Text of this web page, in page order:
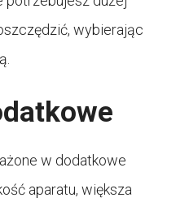
wybierając
w dodatkowe
aparatu, większa